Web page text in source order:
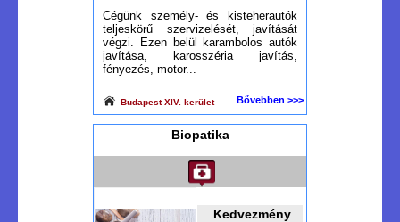
Cégünk személy- és kisteherautók
teljeskörű szervizelését, javítását
végzi. Ezen belül karambolos autók
javítása, karosszéria javítás,
fényezés, motor...
Budapest XIV. kerület Bővebben >>>
Biopatika
Kedvezmény